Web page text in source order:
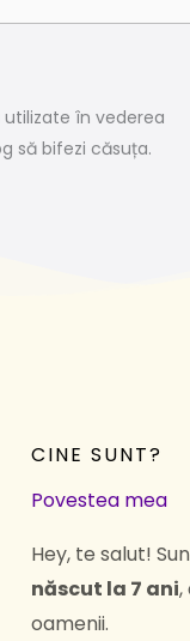
în vederea
să bifezi căsuța.
CINE SUNT?
Povestea mea
Hey, te salut!
născut la 7 ani,
oamenii.